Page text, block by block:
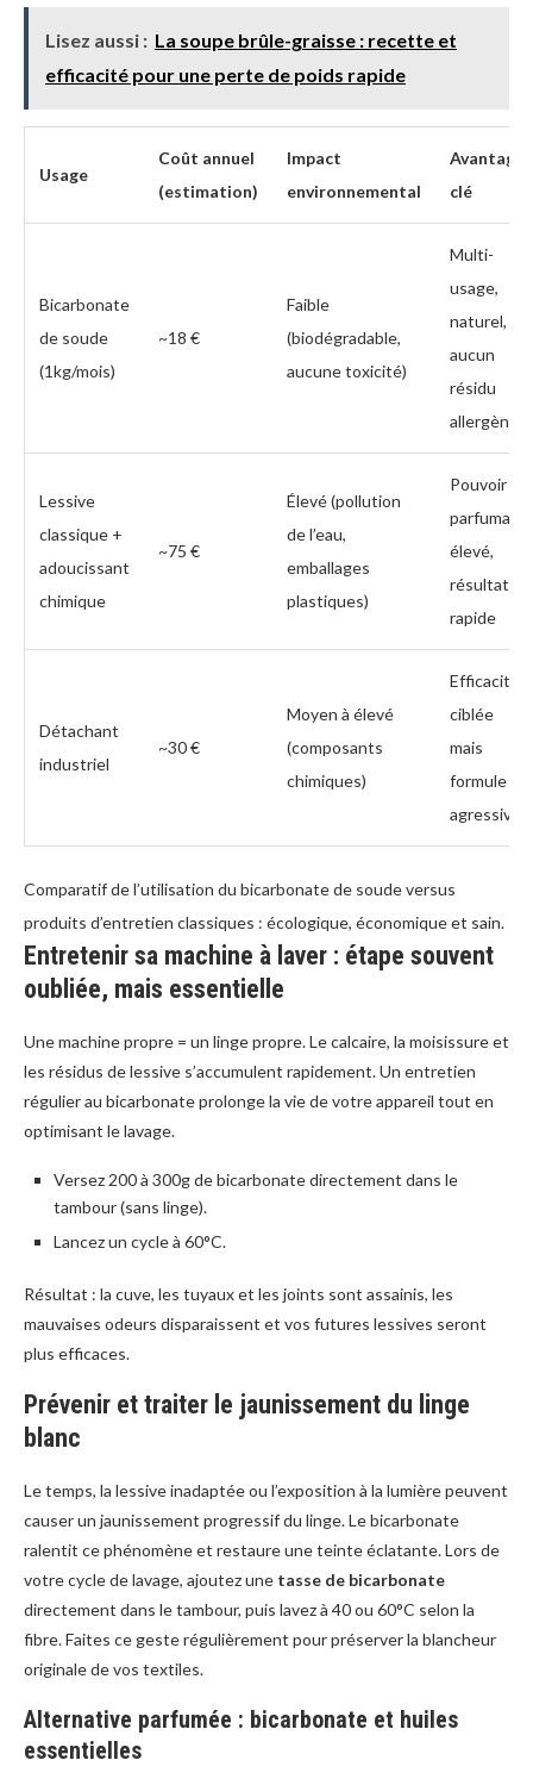
Lisez aussi : La soupe brûle-graisse : recette et
efficacité pour une perte de poids rapide
Usage
Coût annuel
(estimation)
Impact
environnemental
Avantage
clé
Bicarbonate
de soude
(1kg/mois)
~18 €
Faible
(biodégradable,
aucune toxicité)
Multi-
usage,
naturel,
aucun
résidu
allergène
Lessive
classique +
adoucissant
chimique
~75 €
Élevé (pollution
de l’eau,
emballages
plastiques)
Pouvoir
parfumant
élevé,
résultat
rapide
Détachant
industriel
~30 €
Moyen à élevé
(composants
chimiques)
Efficacité
ciblée
mais
formule
agressive
Comparatif de l’utilisation du bicarbonate de soude versus
produits d’entretien classiques : écologique, économique et sain.
Entretenir sa machine à laver : étape souvent
oubliée, mais essentielle
Une machine propre = un linge propre. Le calcaire, la moisissure et
les résidus de lessive s’accumulent rapidement. Un entretien
régulier au bicarbonate prolonge la vie de votre appareil tout en
optimisant le lavage.
Versez 200 à 300g de bicarbonate directement dans le
tambour (sans linge).
Lancez un cycle à 60°C.
Résultat : la cuve, les tuyaux et les joints sont assainis, les
mauvaises odeurs disparaissent et vos futures lessives seront
plus efficaces.
Prévenir et traiter le jaunissement du linge
blanc
Le temps, la lessive inadaptée ou l’exposition à la lumière peuvent
causer un jaunissement progressif du linge. Le bicarbonate
ralentit ce phénomène et restaure une teinte éclatante. Lors de
votre cycle de lavage, ajoutez une tasse de bicarbonate
directement dans le tambour, puis lavez à 40 ou 60°C selon la
fibre. Faites ce geste régulièrement pour préserver la blancheur
originale de vos textiles.
Alternative parfumée : bicarbonate et huiles
essentielles